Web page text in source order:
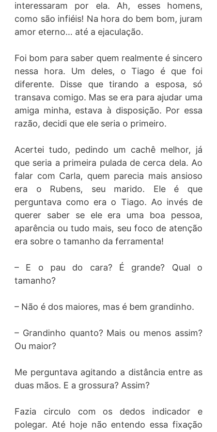
interessaram por ela. Ah, esses homens,
como são infiéis! Na hora do bem bom, juram
amor eterno… até a ejaculação.
Foi bom para saber quem realmente é sincero
nessa hora. Um deles, o Tiago é que foi
diferente. Disse que tirando a esposa, só
transava comigo. Mas se era para ajudar uma
amiga minha, estava à disposição. Por essa
razão, decidi que ele seria o primeiro.
Acertei tudo, pedindo um cachê melhor, já
que seria a primeira pulada de cerca dela. Ao
falar com Carla, quem parecia mais ansioso
era o Rubens, seu marido. Ele é que
perguntava como era o Tiago. Ao invés de
querer saber se ele era uma boa pessoa,
aparência ou tudo mais, seu foco de atenção
era sobre o tamanho da ferramenta!
– E o pau do cara? É grande? Qual o
tamanho?
– Não é dos maiores, mas é bem grandinho.
– Grandinho quanto? Mais ou menos assim?
Ou maior?
Me perguntava agitando a distância entre as
duas mãos. E a grossura? Assim?
Fazia circulo com os dedos indicador e
polegar. Até hoje não entendo essa fixação